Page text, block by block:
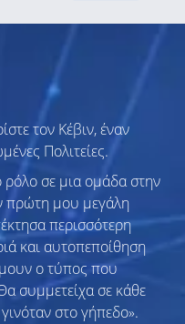
τον Κέβιν, έναν
Πολιτείες.
ρόλο σε μια ομάδα στην
πρώτη μου μεγάλη
περισσότερη
και αυτοπεποίθηση
ο τύπος που
συμμετείχα σε κάθε
στο γήπεδο».